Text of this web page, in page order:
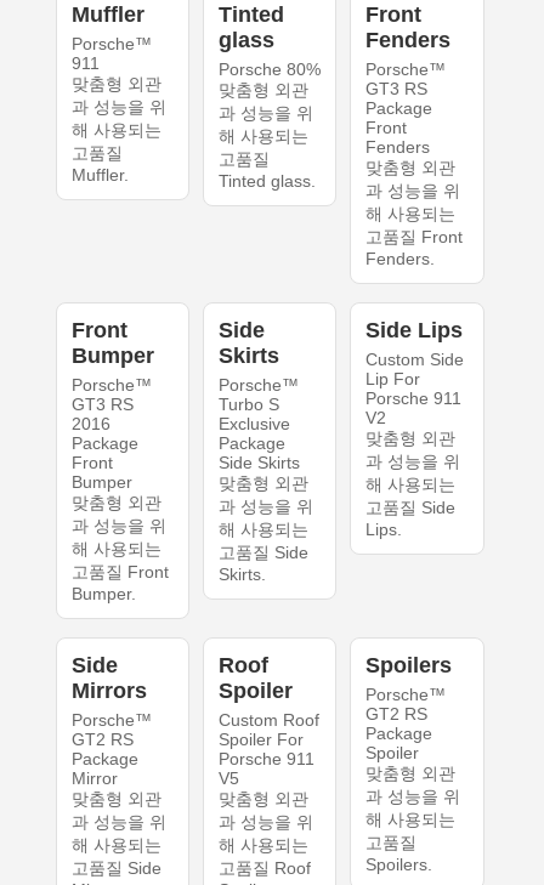
Muffler
Porsche™
911
맞춤형 외관
과 성능을 위
해 사용되는
고품질
Muffler.
Tinted
glass
Porsche 80%
맞춤형 외관
과 성능을 위
해 사용되는
고품질
Tinted glass.
Front
Fenders
Porsche™
GT3 RS
Package
Front
Fenders
맞춤형 외관
과 성능을 위
해 사용되는
고품질 Front
Fenders.
Front
Bumper
Porsche™
GT3 RS
2016
Package
Front
Bumper
맞춤형 외관
과 성능을 위
해 사용되는
고품질 Front
Bumper.
Side
Skirts
Porsche™
Turbo S
Exclusive
Package
Side Skirts
맞춤형 외관
과 성능을 위
해 사용되는
고품질 Side
Skirts.
Side Lips
Custom Side
Lip For
Porsche 911
V2
맞춤형 외관
과 성능을 위
해 사용되는
고품질 Side
Lips.
Side
Mirrors
Porsche™
GT2 RS
Package
Mirror
맞춤형 외관
과 성능을 위
해 사용되는
고품질 Side
Roof
Spoiler
Custom Roof
Spoiler For
Porsche 911
V5
맞춤형 외관
과 성능을 위
해 사용되는
고품질 Roof
Spoilers
Porsche™
GT2 RS
Package
Spoiler
맞춤형 외관
과 성능을 위
해 사용되는
고품질
Spoilers.